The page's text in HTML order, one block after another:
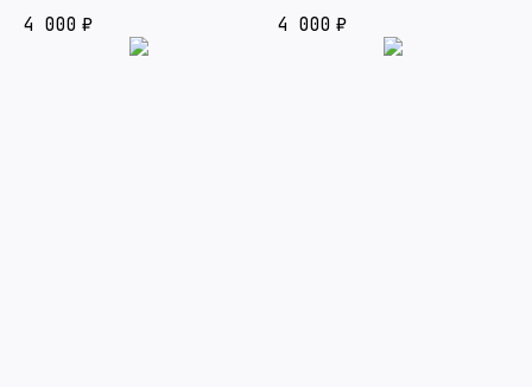
4 000 ₽
4 000 ₽